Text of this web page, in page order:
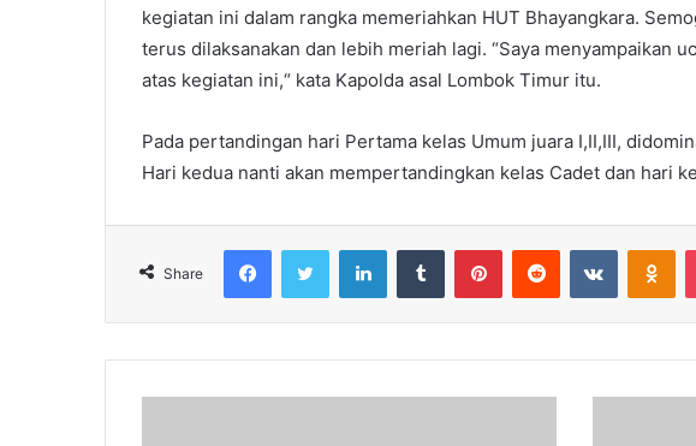
kegiatan ini dalam rangka memeriahkan HUT Bhayangkara.
terus dilaksanakan dan lebih meriah lagi. “Saya menyampaikan
atas kegiatan ini,“ kata Kapolda asal Lombok Timur itu.
Pada pertandingan hari Pertama kelas Umum juara I,II,III,
Hari kedua nanti akan mempertandingkan kelas Cadet dan hari
Share
FacebookTwitter LinkedInTumblr PinterestReddit VKontakte